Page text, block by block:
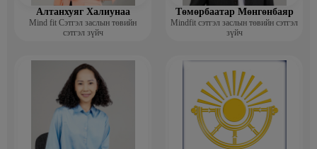
Алтанхуяг Халиунаа
Mind fit Сэтгэл заслын төвийн
сэтгэл зүйч
Төмөрбаатар Мөнгөнбаяр
Mindfit сэтгэл заслын төвийн сэтгэл
зүйч